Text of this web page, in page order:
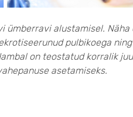
ümberravi alustamisel. Näha
pulbikoega
on teostatud korralik
asetamiseks.